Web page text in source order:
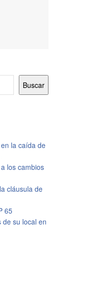
Buscar
la caída de
los cambios
cláusula de
65
su local en